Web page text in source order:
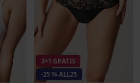
3+1 GRATIS
-25 % ALL25